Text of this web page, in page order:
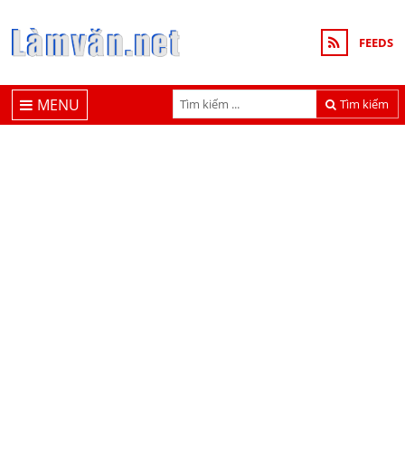
FEEDS
Tìm kiếm
MENU